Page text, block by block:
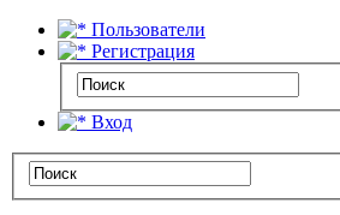
Пользователи
Регистрация
Вход